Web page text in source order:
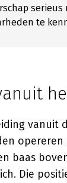
te
vanuit
baas
Die